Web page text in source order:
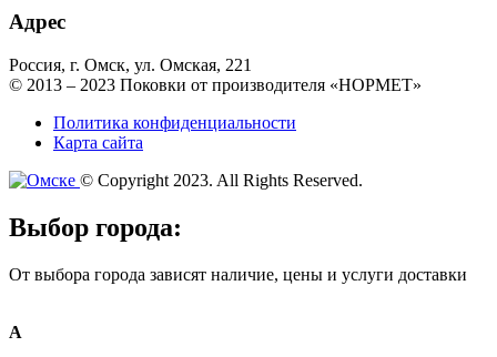
Адрес
Россия, г. Омск, ул. Омская, 221
© 2013 – 2023 Поковки от производителя «НОРМЕТ»
Политика конфиденциальности
Карта сайта
© Copyright 2023. All Rights Reserved.
Выбор города:
От выбора города зависят наличие, цены и услуги доставки
А